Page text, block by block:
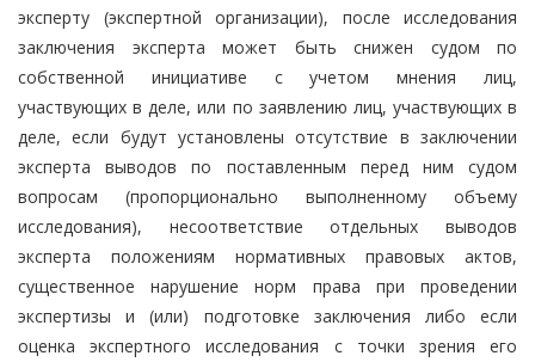
эксперту (экспертной организации), после исследования
заключения эксперта может быть снижен судом по
собственной инициативе с учетом мнения лиц,
участвующих в деле, или по заявлению лиц, участвующих в
деле, если будут установлены отсутствие в заключении
эксперта выводов по поставленным перед ним судом
вопросам (пропорционально выполненному объему
исследования), несоответствие отдельных выводов
эксперта положениям нормативных правовых актов,
существенное нарушение норм права при проведении
экспертизы и (или) подготовке заключения либо если
оценка экспертного исследования с точки зрения его